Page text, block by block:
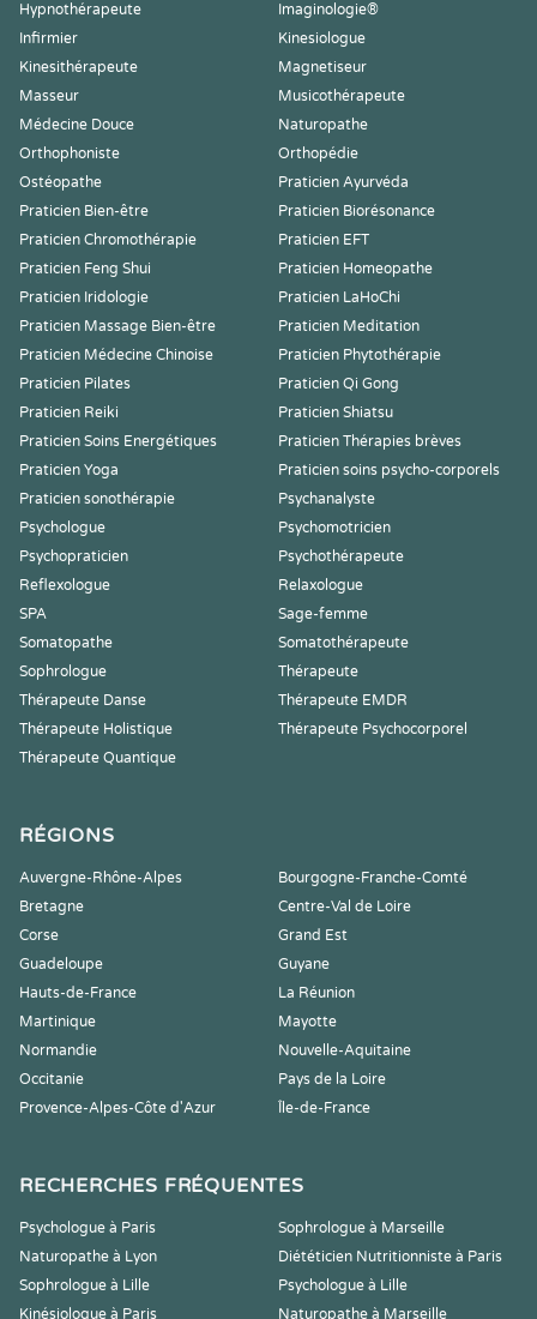
Hypnothérapeute
Imaginologie®
Infirmier
Kinesiologue
Kinesithérapeute
Magnetiseur
Masseur
Musicothérapeute
Médecine Douce
Naturopathe
Orthophoniste
Orthopédie
Ostéopathe
Praticien Ayurvéda
Praticien Bien-être
Praticien Biorésonance
Praticien Chromothérapie
Praticien EFT
Praticien Feng Shui
Praticien Homeopathe
Praticien Iridologie
Praticien LaHoChi
Praticien Massage Bien-être
Praticien Meditation
Praticien Médecine Chinoise
Praticien Phytothérapie
Praticien Pilates
Praticien Qi Gong
Praticien Reiki
Praticien Shiatsu
Praticien Soins Energétiques
Praticien Thérapies brèves
Praticien Yoga
Praticien soins psycho-corporels
Praticien sonothérapie
Psychanalyste
Psychologue
Psychomotricien
Psychopraticien
Psychothérapeute
Reflexologue
Relaxologue
SPA
Sage-femme
Somatopathe
Somatothérapeute
Sophrologue
Thérapeute
Thérapeute Danse
Thérapeute EMDR
Thérapeute Holistique
Thérapeute Psychocorporel
Thérapeute Quantique
RÉGIONS
Auvergne-Rhône-Alpes
Bourgogne-Franche-Comté
Bretagne
Centre-Val de Loire
Corse
Grand Est
Guadeloupe
Guyane
Hauts-de-France
La Réunion
Martinique
Mayotte
Normandie
Nouvelle-Aquitaine
Occitanie
Pays de la Loire
Provence-Alpes-Côte d'Azur
Île-de-France
RECHERCHES FRÉQUENTES
Psychologue à Paris
Sophrologue à Marseille
Naturopathe à Lyon
Diététicien Nutritionniste à Paris
Sophrologue à Lille
Psychologue à Lille
Kinésiologue à Paris
Naturopathe à Marseille